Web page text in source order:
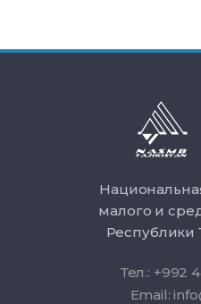
малого и
Республики
Тел.: +992
Email: